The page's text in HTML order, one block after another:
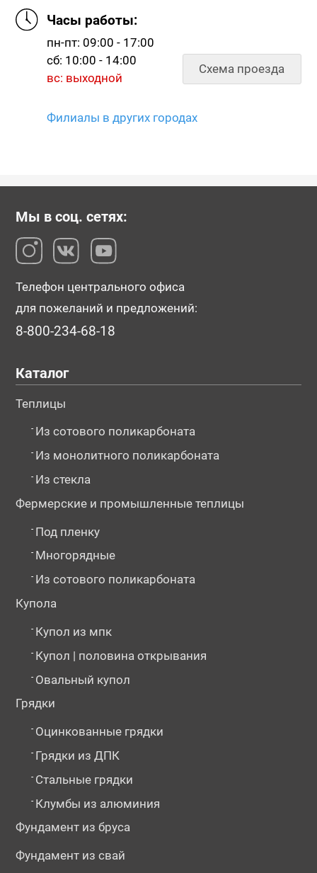
Часы работы:
пн-пт: 09:00 - 17:00
сб: 10:00 - 14:00
вс: выходной
Схема проезда
Филиалы в других городах
Мы в соц. сетях:
Телефон центрального офиса
для пожеланий и предложений:
8-800-234-68-18
Каталог
Теплицы
- Из сотового поликарбоната
- Из монолитного поликарбоната
- Из стекла
Фермерские и промышленные теплицы
- Под пленку
- Многорядные
- Из сотового поликарбоната
Купола
- Купол из мпк
- Купол | половина открывания
- Овальный купол
Грядки
- Оцинкованные грядки
- Грядки из ДПК
- Стальные грядки
- Клумбы из алюминия
Фундамент из бруса
Фундамент из свай